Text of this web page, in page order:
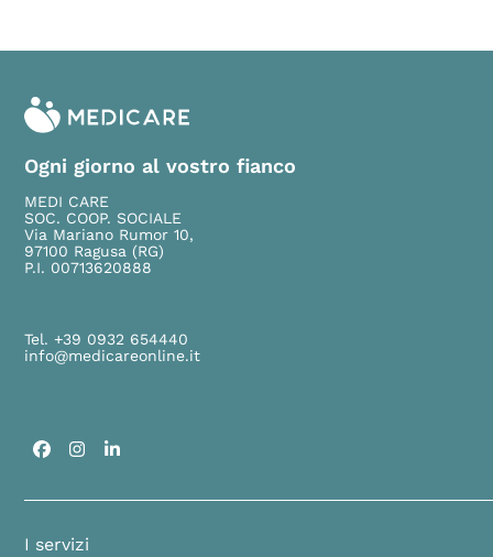
Ogni giorno al vostro fianco
MEDI CARE
SOC. COOP. SOCIALE
Via Mariano Rumor 10,
97100 Ragusa (RG)
P.I. 00713620888
Tel. +39 0932 654440
info@medicareonline.it
Facebook
Instagram
LinkedIn
I servizi